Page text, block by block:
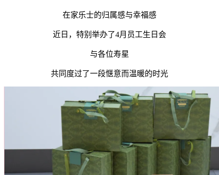
在家乐士的归属感与幸福感
近日，特别举办了4月员工生日会
与各位寿星
共同度过了一段惬意而温暖的时光